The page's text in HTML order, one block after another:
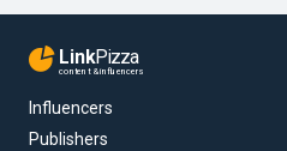
LinkPizza
content & influencers
Influencers
Publishers